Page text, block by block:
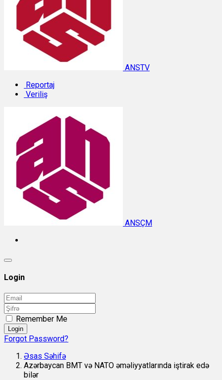
ANSTV
Reportaj
Veriliş
ANSÇM
Login
Remember Me
Login
Forgot Password?
Əsas Səhifə
Azərbaycan BMT və NATO əməliyyatlarında iştirak edə
bilər